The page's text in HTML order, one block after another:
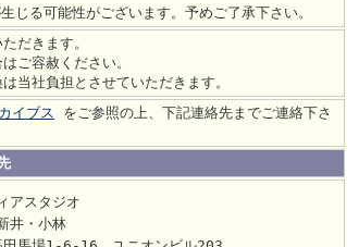
じる可能性がございます。予めご了承下さい。
だきます。
ご容赦ください。
当社負担とさせていただきます。
イブス をご参照の上、下記連絡先までご連絡下さ
アスタジオ
・小林